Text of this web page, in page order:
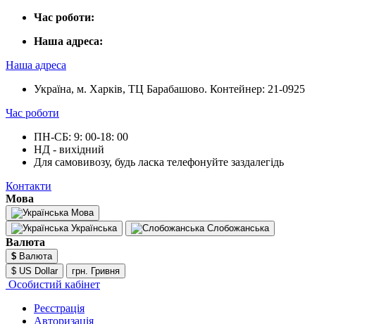
Час роботи:
Наша адреса:
Наша адреса
Україна, м. Харків, ТЦ Барабашово. Контейнер: 21-0925
Час роботи
ПН-СБ: 9: 00-18: 00
НД - вихідний
Для самовивозу, будь ласка телефонуйте заздалегідь
Контакти
Мова
Мова
Українська
Слобожанська
Валюта
$ Валюта
$ US Dollar
грн. Гривня
Особистий кабінет
Реєстрація
Авторизація